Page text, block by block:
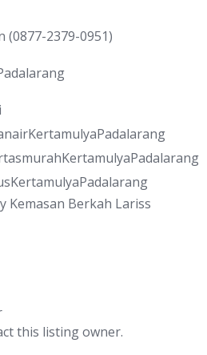
(0877-2379-0951)
Kemasan Berkah Lariss
this listing owner.